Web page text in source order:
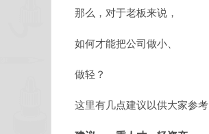
那么，对于老板来说，
如何才能把公司做小、
做轻？
这里有几点建议以供大家参考